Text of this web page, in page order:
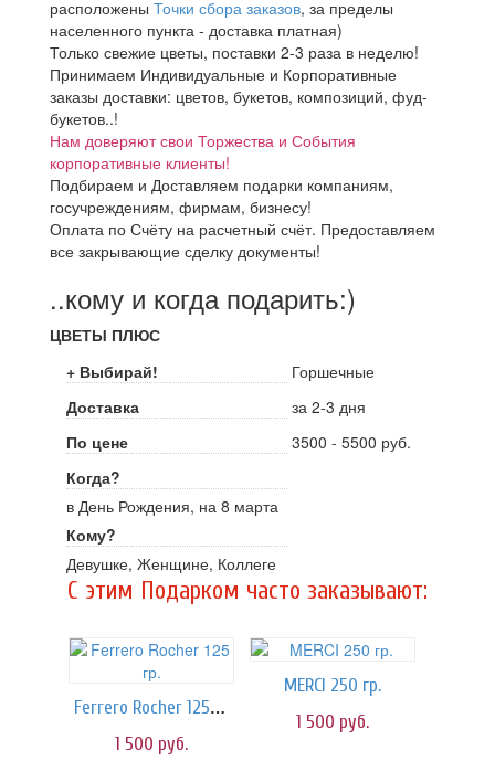
расположены Точки сбора заказов, за пределы
населенного пункта - доставка платная)
Только свежие цветы, поставки 2-3 раза в неделю!
Принимаем Индивидуальные и Корпоративные
заказы доставки: цветов, букетов, композиций, фуд-
букетов..!
Нам доверяют свои Торжества и События
корпоративные клиенты!
Подбираем и Доставляем подарки компаниям,
госучреждениям, фирмам, бизнесу!
Оплата по Счёту на расчетный счёт. Предоставляем
все закрывающие сделку документы!
..кому и когда подарить:)
ЦВЕТЫ ПЛЮС
+ Выбирай!
Горшечные
Доставка
за 2-3 дня
По цене
3500 - 5500 руб.
Когда?
в День Рождения, на 8 марта
Кому?
Девушке, Женщине, Коллеге
C этим Подарком часто заказывают:
Ferrero Rocher 125 гр.
1 500 руб.
MERCI 250 гр.
1 500 руб.